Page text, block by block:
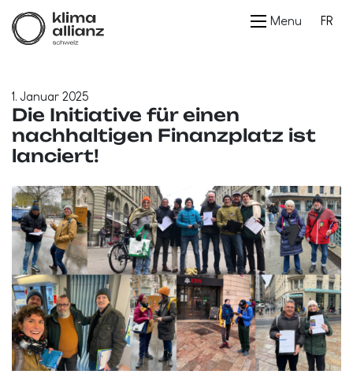
Menu FR
1. Januar 2025
Die Initiative für einen
nachhaltigen Finanzplatz ist
lanciert!